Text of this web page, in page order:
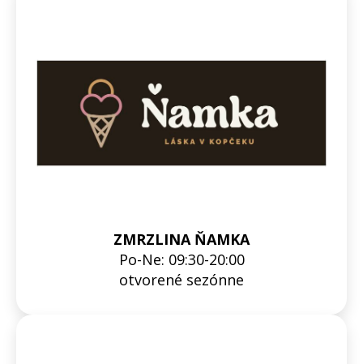
ZMRZLINA ŇAMKA
Po-Ne: 09:30-20:00
otvorené sezónne